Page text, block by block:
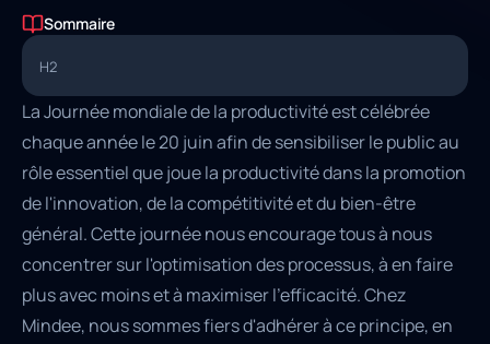
Sommaire
H2
La Journée mondiale de la productivité est célébrée
chaque année le 20 juin afin de sensibiliser le public au
rôle essentiel que joue la productivité dans la promotion
de l'innovation, de la compétitivité et du bien-être
général. Cette journée nous encourage tous à nous
concentrer sur l'optimisation des processus, à en faire
plus avec moins et à maximiser l'efficacité. Chez
Mindee, nous sommes fiers d'adhérer à ce principe, en